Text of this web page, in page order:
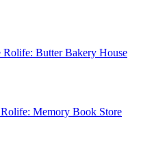
Rolife: Butter Bakery House
Rolife: Memory Book Store